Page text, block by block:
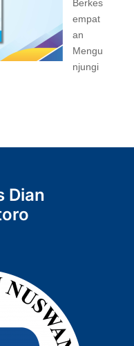
Berkes
empat
an
Mengu
njungi
Dian